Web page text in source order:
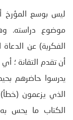
ليس بوسع المؤرخ
موضوع دراسته.
الفكرية) عن الدعاة
أن تقدم التقانة ؛
يدرسوا حاضرهم
الذي يزعمون
الكتاب ما يحس به